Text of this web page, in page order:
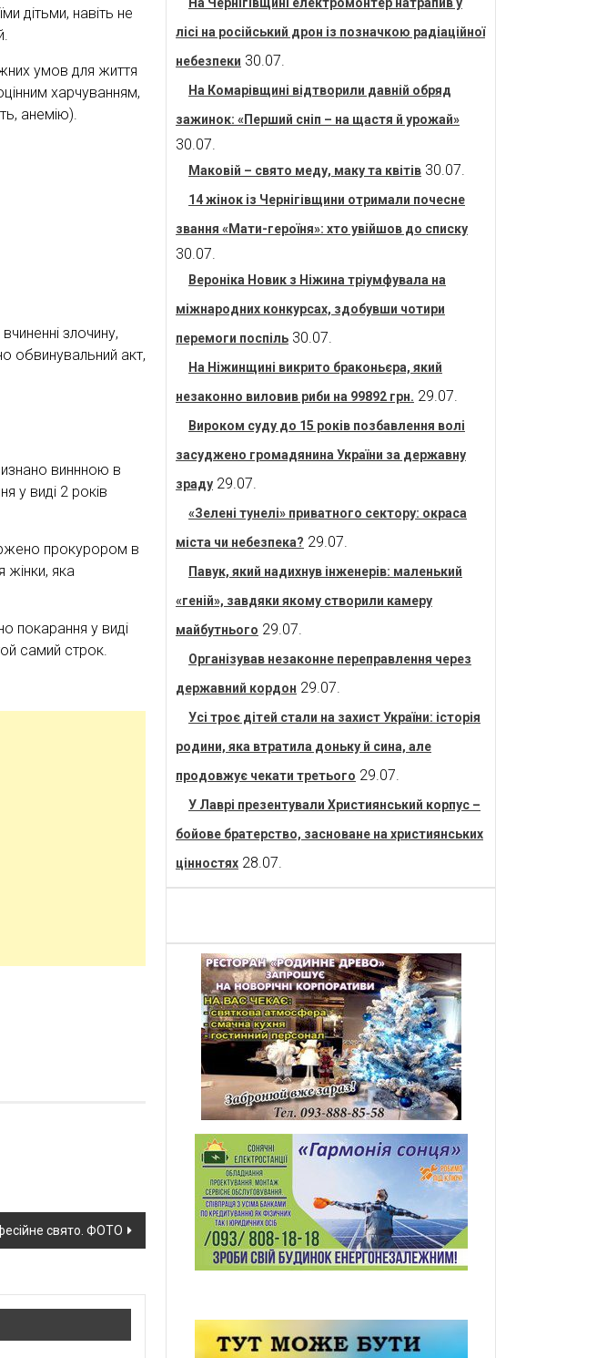
дітьми, навіть не
умов для життя
харчуванням,
анемію).
злочину,
обвинувальний акт,
виннною в
у виді 2 років
прокурором в
жінки, яка
покарання у виді
самий строк.
свято. ФОТО
лісі на російський дрон із позначкою радіаційної
небезпеки 30.07.
На Комарівщині відтворили давній обряд
зажинок: «Перший сніп – на щастя й урожай»
30.07.
Маковій – свято меду, маку та квітів 30.07.
14 жінок із Чернігівщини отримали почесне
звання «Мати-героїня»: хто увійшов до списку
30.07.
Вероніка Новик з Ніжина тріумфувала на
міжнародних конкурсах, здобувши чотири
перемоги поспіль 30.07.
На Ніжинщині викрито браконьєра, який
незаконно виловив риби на 99892 грн. 29.07.
Вироком суду до 15 років позбавлення волі
засуджено громадянина України за державну
зраду 29.07.
«Зелені тунелі» приватного сектору: окраса
міста чи небезпека? 29.07.
Павук, який надихнув інженерів: маленький
«геній», завдяки якому створили камеру
майбутнього 29.07.
Організував незаконне переправлення через
державний кордон 29.07.
Усі троє дітей стали на захист України: історія
родини, яка втратила доньку й сина, але
продовжує чекати третього 29.07.
У Лаврі презентували Християнський корпус –
бойове братерство, засноване на християнських
цінностях 28.07.